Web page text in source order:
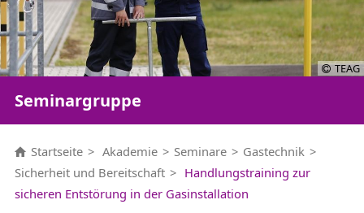
TEAG
Seminargruppe
Startseite Akademie Seminare
Gastechnik
Sicherheit und Bereitschaft
Handlungstraining zur
sicheren Entstörung in der Gasinstallation